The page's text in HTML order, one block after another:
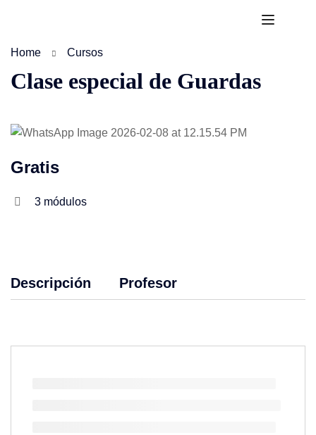
Home Cursos
Clase especial de Guardas
Gratis
3 módulos
Descripción Profesor